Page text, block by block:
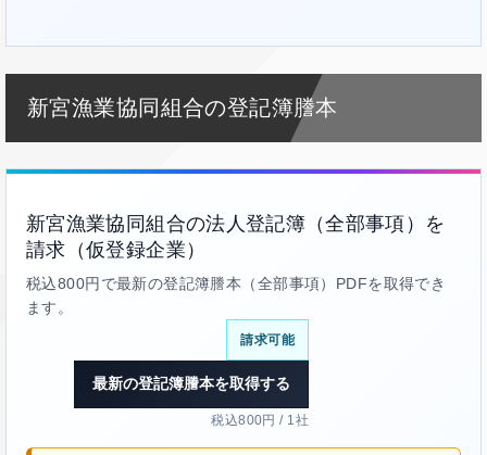
新宮漁業協同組合の登記簿謄本
新宮漁業協同組合の法人登記簿（全部事項）を
請求（仮登録企業）
税込800円で最新の登記簿謄本（全部事項）PDFを取得でき
ます。
請求可能
最新の登記簿謄本を取得する
税込800円 / 1社